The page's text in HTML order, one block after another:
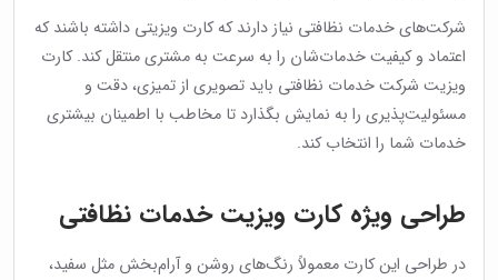
شرکت‌های خدمات نظافتی نیاز دارند که کارت ویزیتی داشته باشند که
اعتماد و کیفیت خدمات‌شان را به سرعت به مشتری منتقل کند. کارت
ویزیت شرکت خدمات نظافتی باید تصویری از تمیزی، دقت و
مسئولیت‌پذیری را به نمایش بگذارد تا مخاطب با اطمینان بیشتری
خدمات شما را انتخاب کند.
طراحی ویژه کارت ویزیت خدمات نظافتی
در طراحی این کارت معمولاً رنگ‌های روشن و آرام‌بخش مثل سفید،